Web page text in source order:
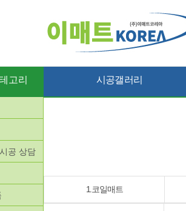
고리
공 상담
시공갤러리
1.코일매트